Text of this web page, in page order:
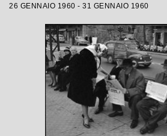
26 GENNAIO 1960 - 31 GENNAIO 1960